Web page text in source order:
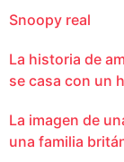
Snoopy real
La historia de
se casa con un
La imagen de
una familia